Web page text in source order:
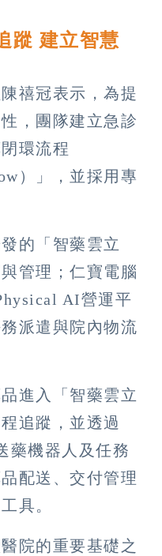
蹤 建立智慧
禧冠表示，為提
，團隊建立急診
環流程
）」，並採用專
的「智藥雲立
管理；仁寶電腦
AI營運平
派遣與院內物流
進入「智藥雲立
追蹤，並透過
藥機器人及任務
配送、交付管理
具。
院的重要基礎之